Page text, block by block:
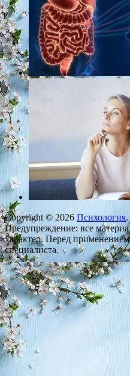
Copyright © 2026 Психология.
Предупреждение: все
характер. Перед применением
специалиста.